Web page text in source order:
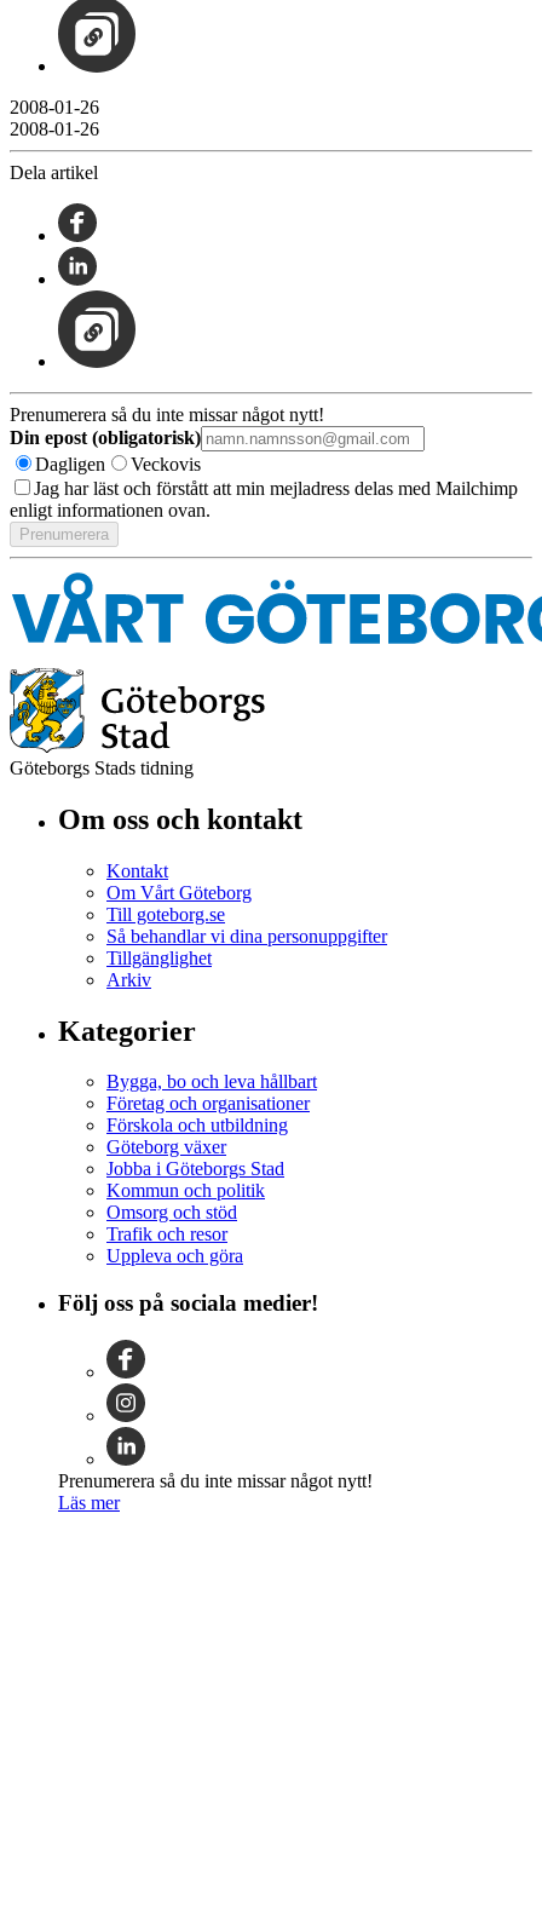
2008-01-26
2008-01-26
Dela artikel
Prenumerera så du inte missar något nytt!
Din epost (obligatorisk)
Dagligen
Veckovis
Jag har läst och förstått att min mejladress delas med Mailchimp
enligt informationen ovan.
Göteborgs Stads tidning
Om oss och kontakt
Kontakt
Om Vårt Göteborg
Till goteborg.se
Så behandlar vi dina personuppgifter
Tillgänglighet
Arkiv
Kategorier
Bygga, bo och leva hållbart
Företag och organisationer
Förskola och utbildning
Göteborg växer
Jobba i Göteborgs Stad
Kommun och politik
Omsorg och stöd
Trafik och resor
Uppleva och göra
Följ oss på sociala medier!
Prenumerera så du inte missar något nytt!
Läs mer